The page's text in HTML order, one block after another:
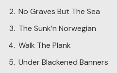
No Graves But The Sea
The Sunk’n Norwegian
Walk The Plank
Under Blackened Banners